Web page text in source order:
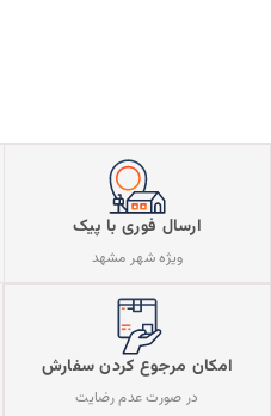
ارسال فوری با پیک
ویژه شهر مشهد
امکان مرجوع کردن سفارش
در صورت عدم رضایت